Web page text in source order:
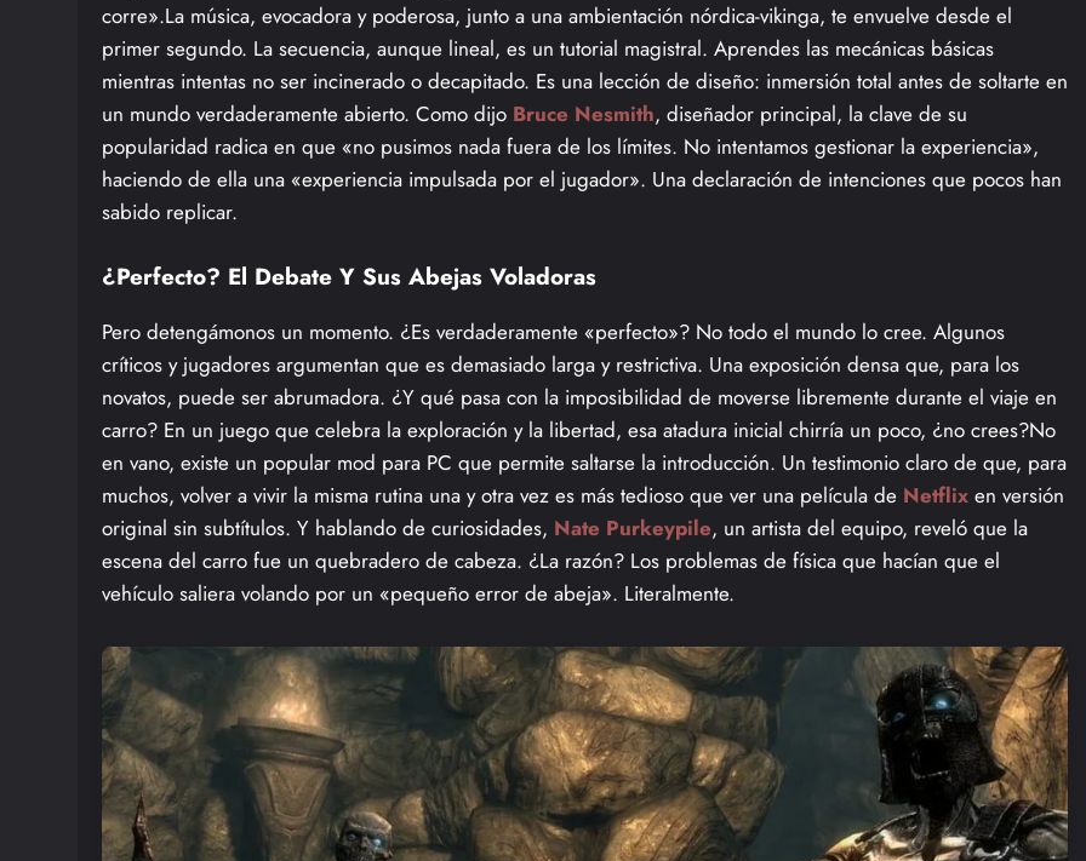
corre».La música, evocadora y poderosa, junto a una ambientación nórdica-vikinga, te envuelve desde el
primer segundo. La secuencia, aunque lineal, es un tutorial magistral. Aprendes las mecánicas básicas
mientras intentas no ser incinerado o decapitado. Es una lección de diseño: inmersión total antes de soltarte en
un mundo verdaderamente abierto. Como dijo Bruce Nesmith, diseñador principal, la clave de su
popularidad radica en que «no pusimos nada fuera de los límites. No intentamos gestionar la experiencia»,
haciendo de ella una «experiencia impulsada por el jugador». Una declaración de intenciones que pocos han
sabido replicar.
¿Perfecto? El Debate Y Sus Abejas Voladoras
Pero detengámonos un momento. ¿Es verdaderamente «perfecto»? No todo el mundo lo cree. Algunos
críticos y jugadores argumentan que es demasiado larga y restrictiva. Una exposición densa que, para los
novatos, puede ser abrumadora. ¿Y qué pasa con la imposibilidad de moverse libremente durante el viaje en
carro? En un juego que celebra la exploración y la libertad, esa atadura inicial chirría un poco, ¿no crees?No
en vano, existe un popular mod para PC que permite saltarse la introducción. Un testimonio claro de que, para
muchos, volver a vivir la misma rutina una y otra vez es más tedioso que ver una película de Netflix en versión
original sin subtítulos. Y hablando de curiosidades, Nate Purkeypile, un artista del equipo, reveló que la
escena del carro fue un quebradero de cabeza. ¿La razón? Los problemas de física que hacían que el
vehículo saliera volando por un «pequeño error de abeja». Literalmente.